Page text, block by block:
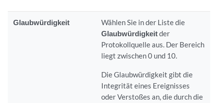
Glaubwürdigkeit
Wählen Sie in der Liste die
Glaubwürdigkeitder
Protokollquelle aus. Der Bereich
liegt zwischen 0 und 10.
Die Glaubwürdigkeit gibt die
Integrität eines Ereignisses
oder Verstoßes an, die durch die